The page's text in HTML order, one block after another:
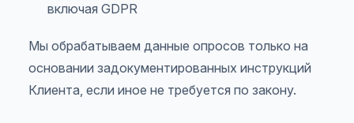
включая GDPR
Мы обрабатываем данные опросов только на
основании задокументированных инструкций
Клиента, если иное не требуется по закону.